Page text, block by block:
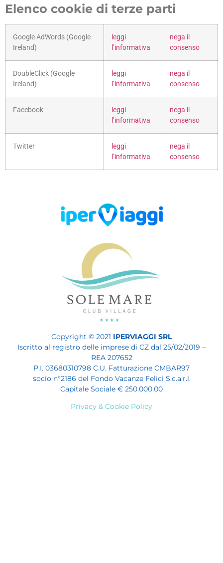
Elenco cookie di terze parti
Google AdWords (Google
Ireland)
leggi
l’informativa
nega il
consenso
DoubleClick (Google
Ireland)
leggi
l’informativa
nega il
consenso
Facebook
leggi
l’informativa
nega il
consenso
Twitter
leggi
l’informativa
nega il
consenso
Copyright © 2021 IPERVIAGGI SRL
Iscritto al registro delle imprese di CZ dal 25/02/2019 –
REA 207652
P.I. 03680310798 C.U. Fatturazione CMBAR97
socio n°2186 del Fondo Vacanze Felici S.c.a.r.l.
Capitale Sociale € 250.000,00
Privacy & Cookie Policy